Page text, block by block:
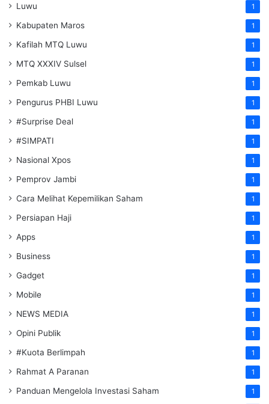
Luwu 1
Kabupaten Maros 1
Kafilah MTQ Luwu 1
MTQ XXXIV Sulsel 1
Pemkab Luwu 1
Pengurus PHBI Luwu 1
#Surprise Deal 1
#SIMPATI 1
Nasional Xpos 1
Pemprov Jambi 1
Cara Melihat Kepemilikan Saham 1
Persiapan Haji 1
Apps 1
Business 1
Gadget 1
Mobile 1
NEWS MEDIA 1
Opini Publik 1
#Kuota Berlimpah 1
Rahmat A Paranan 1
Panduan Mengelola Investasi Saham 1